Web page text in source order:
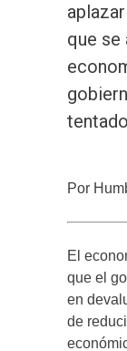
que se
Por
El
que el
en
de